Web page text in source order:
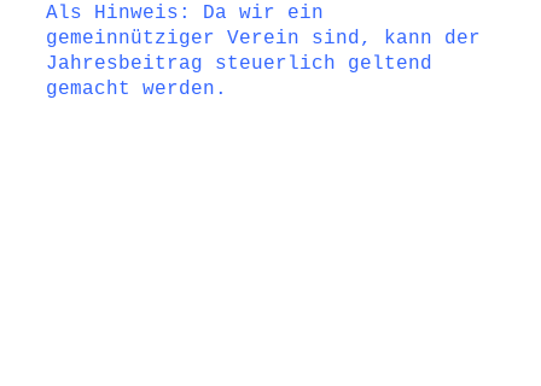
Als Hinweis: Da wir ein
gemeinnütziger Verein sind, kann der
Jahresbeitrag steuerlich geltend
gemacht werden.